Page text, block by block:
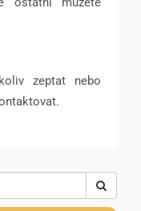
zeptat nebo